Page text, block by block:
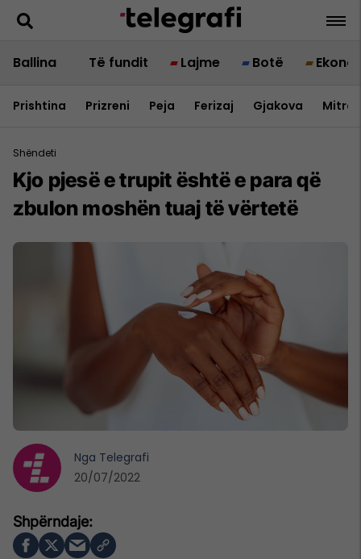
Ballina Të fundit Lajme Botë
Prishtina Prizreni Peja Ferizaj Gjakova
Shëndeti
Kjo pjesë e trupit është e para që
zbulon moshën tuaj të vërtetë
Nga Telegrafi
20/07/2022